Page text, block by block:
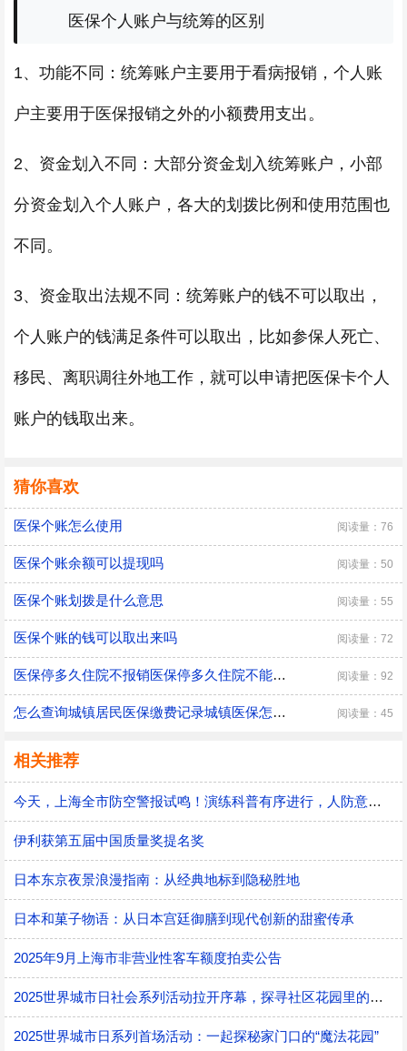
医保个人账户与统筹的区别
1、功能不同：统筹账户主要用于看病报销，个人账
户主要用于医保报销之外的小额费用支出。
2、资金划入不同：大部分资金划入统筹账户，小部
分资金划入个人账户，各大的划拨比例和使用范围也
不同。
3、资金取出法规不同：统筹账户的钱不可以取出，
个人账户的钱满足条件可以取出，比如参保人死亡、
移民、离职调往外地工作，就可以申请把医保卡个人
账户的钱取出来。
猜你喜欢
医保个账怎么使用 阅读量：76
医保个账余额可以提现吗 阅读量：50
医保个账划拨是什么意思 阅读量：55
医保个账的钱可以取出来吗 阅读量：72
医保停多久住院不报销医保停多久住院不能报销 阅读量：92
怎么查询城镇居民医保缴费记录城镇医保怎么查询缴费记录 阅读量：45
相关推荐
今天，上海全市防空警报试鸣！演练科普有序进行，人防意识“声入人心”
伊利获第五届中国质量奖提名奖
日本东京夜景浪漫指南：从经典地标到隐秘胜地
日本和菓子物语：从日本宫廷御膳到现代创新的甜蜜传承
2025年9月上海市非营业性客车额度拍卖公告
2025世界城市日社会系列活动拉开序幕，探寻社区花园里的智慧应用
2025世界城市日系列首场活动：一起探秘家门口的“魔法花园”